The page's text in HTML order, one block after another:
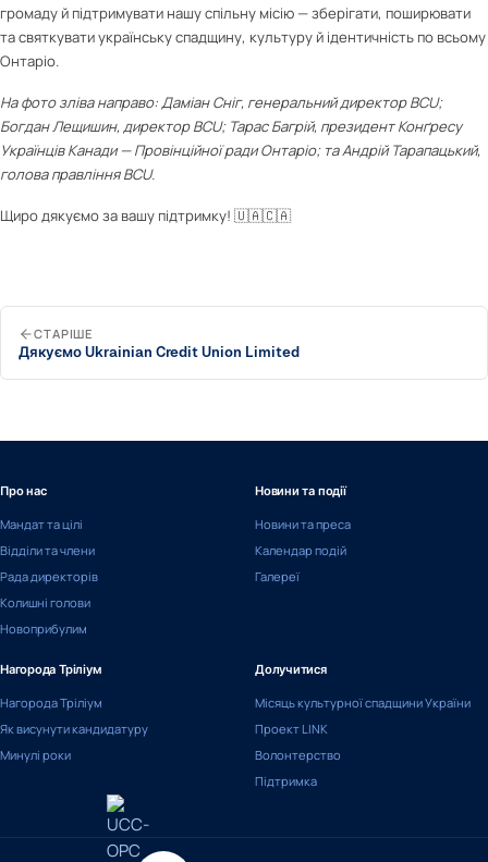
громаду й підтримувати нашу спільну місію — зберігати, поширювати
та святкувати українську спадщину, культуру й ідентичність по всьому
Онтаріо.
На фото зліва направо: Даміан Сніг, генеральний директор BCU;
Богдан Лещишин, директор BCU; Тарас Багрій, президент Конґресу
Українців Канади — Провінційної ради Онтаріо; та Андрій Тарапацький,
голова правління BCU.
Щиро дякуємо за вашу підтримку! 🇺🇦🇨🇦
СТАРІШЕ
Дякуємо Ukrainian Credit Union Limited
Про нас
Мандат та цілі
Відділи та члени
Рада директорів
Колишні голови
Новоприбулим
Новини та події
Новини та преса
Календар подій
Галереї
Нагорода Тріліум
Нагорода Тріліум
Як висунути кандидатуру
Минулі роки
Долучитися
Місяць культурної спадщини України
Проект LINK
Волонтерство
Підтримка